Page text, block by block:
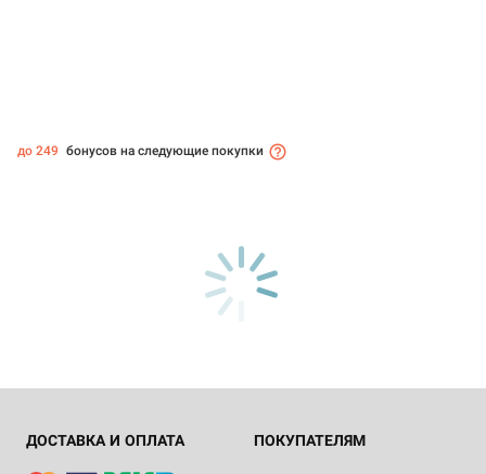
до 249 бонусов на следующие покупки
ДОСТАВКА И ОПЛАТА ПОКУПАТЕЛЯМ